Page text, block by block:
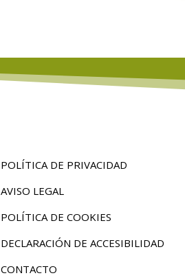
POLÍTICA DE PRIVACIDAD
AVISO LEGAL
POLÍTICA DE COOKIES
DECLARACIÓN DE ACCESIBILIDAD
CONTACTO